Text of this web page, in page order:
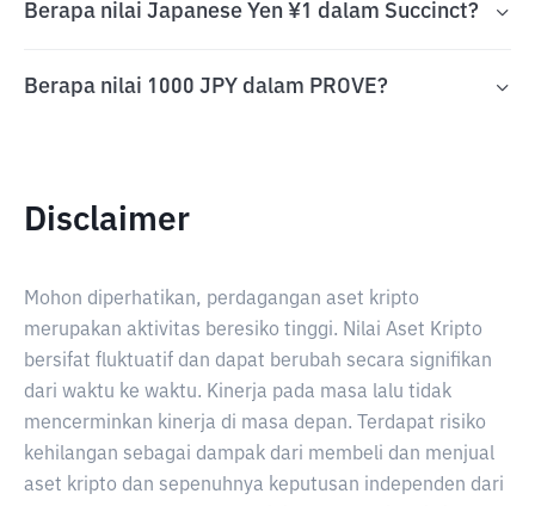
Berapa nilai Japanese Yen ¥1 dalam Succinct?
Berapa nilai 1000 JPY dalam PROVE?
Disclaimer
Mohon diperhatikan, perdagangan aset kripto
merupakan aktivitas beresiko tinggi. Nilai Aset Kripto
bersifat fluktuatif dan dapat berubah secara signifikan
dari waktu ke waktu. Kinerja pada masa lalu tidak
mencerminkan kinerja di masa depan. Terdapat risiko
kehilangan sebagai dampak dari membeli dan menjual
aset kripto dan sepenuhnya keputusan independen dari